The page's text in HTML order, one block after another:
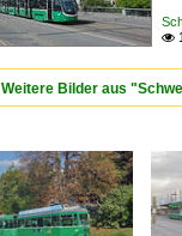

Weitere Bilder aus